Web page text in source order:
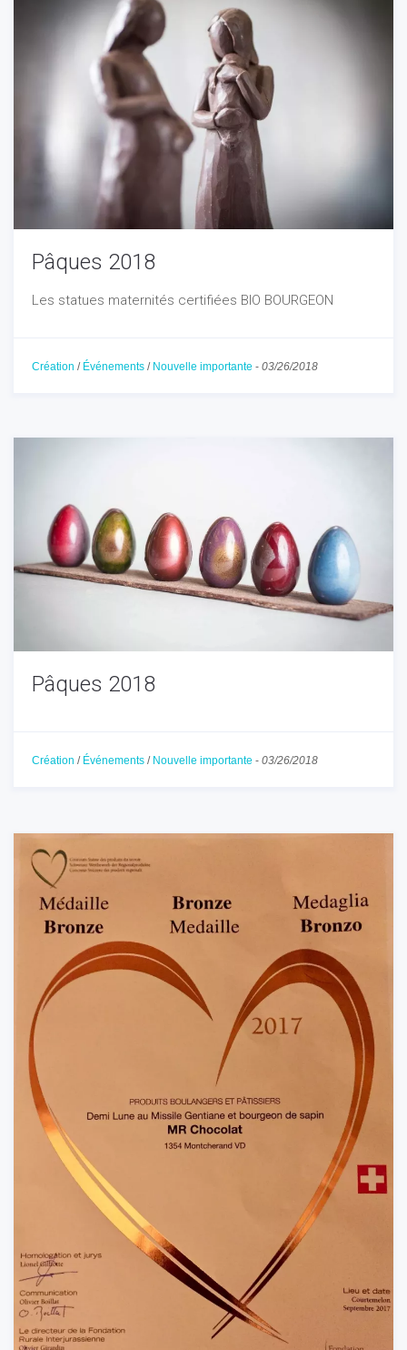
Pâques 2018
Les statues maternités certifiées BIO BOURGEON
Création / Événements / Nouvelle importante - 03/26/2018
Pâques 2018
Création / Événements / Nouvelle importante - 03/26/2018